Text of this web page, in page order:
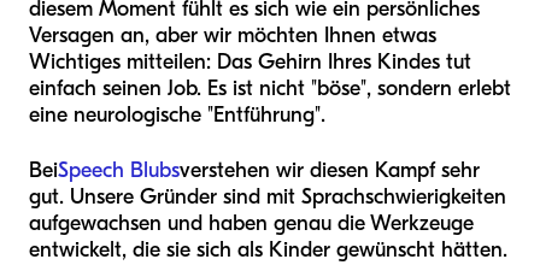
diesem Moment fühlt es sich wie ein persönliches
Versagen an, aber wir möchten Ihnen etwas
Wichtiges mitteilen: Das Gehirn Ihres Kindes tut
einfach seinen Job. Es ist nicht "böse", sondern erlebt
eine neurologische "Entführung".
BeiSpeech Blubsverstehen wir diesen Kampf sehr
gut. Unsere Gründer sind mit Sprachschwierigkeiten
aufgewachsen und haben genau die Werkzeuge
entwickelt, die sie sich als Kinder gewünscht hätten.